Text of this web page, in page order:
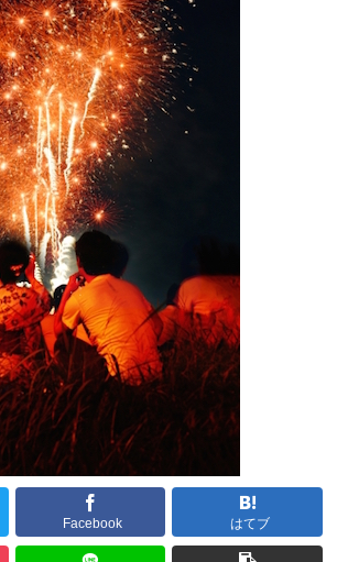
Facebook はてブ